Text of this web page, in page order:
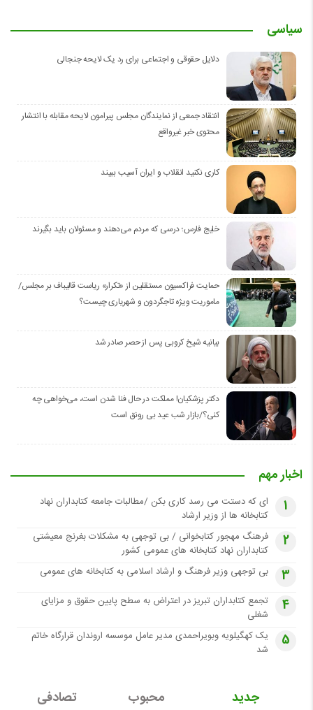
سیاسی
دلایل حقوقی و اجتماعی برای رد یک لایحه جنجالی
انتقاد جمعی از نمایندگان مجلس پیرامون لایحه مقابله با انتشار
محتوی خبر غیرواقع
کاری نکنید انقلاب و ایران آسیب ببیند
خلیج فارس؛ درسی که مردم می‌دهند و مسئولان باید بگیرند
حمایت فراکسیون مستقلین از «تکرار» ریاست قالیباف بر مجلس/
ماموریت ویژه تاجگردون و شهریاری چیست؟
بیانیه شیخ کروبی پس از حصر صادر شد
دکتر پزشکیان! مملکت در حال فنا شدن است، می‌خواهی چه
کنی؟/بازار شب عید بی رونق است
اخبار مهم
1
ای که دستت می رسد کاری بکن /مطالبات جامعه کتابداران نهاد
کتابخانه ها از وزیر ارشاد
2
فرهنگ مهجور کتابخوانی / بی توجهی به مشکلات بغرنج معیشتی
کتابداران نهاد کتابخانه های عمومی کشور
3 بی توجهی وزیر فرهنگ و ارشاد اسلامی به کتابخانه های عمومی
4
تجمع کتابداران تبریز در اعتراض به سطح پایین حقوق و مزایای
شغلی
5
یک کهگیلویه وبویراحمدی مدیر عامل موسسه اروندان قرارگاه خاتم
شد
جدید محبوب تصادفی